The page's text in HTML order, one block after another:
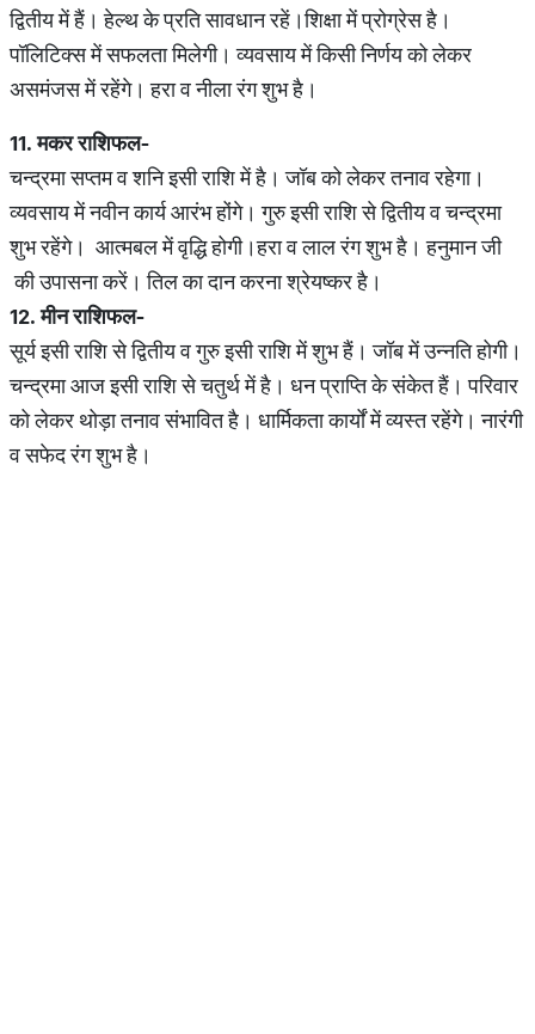
द्वितीय में हैं। हेल्थ के प्रति सावधान रहें।शिक्षा में प्रोग्रेस है।
पॉलिटिक्स में सफलता मिलेगी। व्यवसाय में किसी निर्णय को लेकर
असमंजस में रहेंगे। हरा व नीला रंग शुभ है।
11.मकरराशिफल-
चन्द्रमा सप्तम व शनि इसी राशि में है। जॉब को लेकर तनाव रहेगा।
व्यवसाय में नवीन कार्य आरंभ होंगे। गुरु इसी राशि से द्वितीय व चन्द्रमा
शुभ रहेंगे। आत्मबल में वृद्धि होगी।हरा व लाल रंग शुभ है। हनुमान जी
की उपासना करें। तिल का दान करना श्रेयष्कर है।
12.मीनराशिफल-
सूर्य इसी राशि से द्वितीय व गुरु इसी राशि में शुभ हैं। जॉब में उन्नति होगी।
चन्द्रमा आज इसी राशि से चतुर्थ में है। धन प्राप्ति के संकेत हैं। परिवार
को लेकर थोड़ा तनाव संभावित है। धार्मिकता कार्यों में व्यस्त रहेंगे। नारंगी
व सफेद रंग शुभ है।